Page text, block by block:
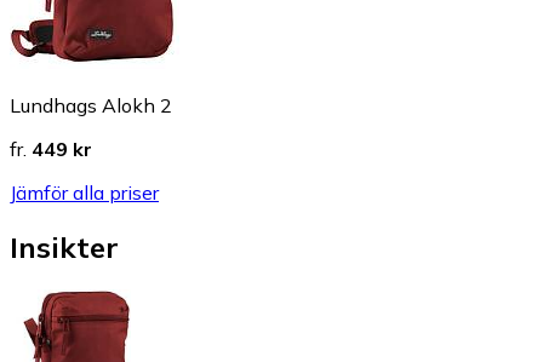
Lundhags Alokh 2
fr. 449 kr
Jämför alla priser
Insikter